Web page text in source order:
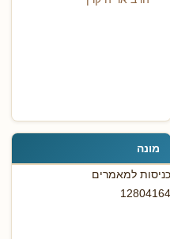
מונה
כניסות למאמרים
12804164